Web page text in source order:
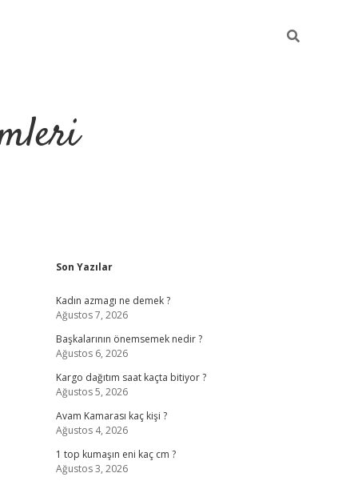
Sidebar
Son Yazılar
Kadın azmagı ne demek ?
Ağustos 7, 2026
Başkalarının önemsemek nedir ?
Ağustos 6, 2026
Kargo dağıtım saat kaçta bitiyor ?
Ağustos 5, 2026
Avam Kamarası kaç kişi ?
Ağustos 4, 2026
1 top kumaşın eni kaç cm ?
Ağustos 3, 2026